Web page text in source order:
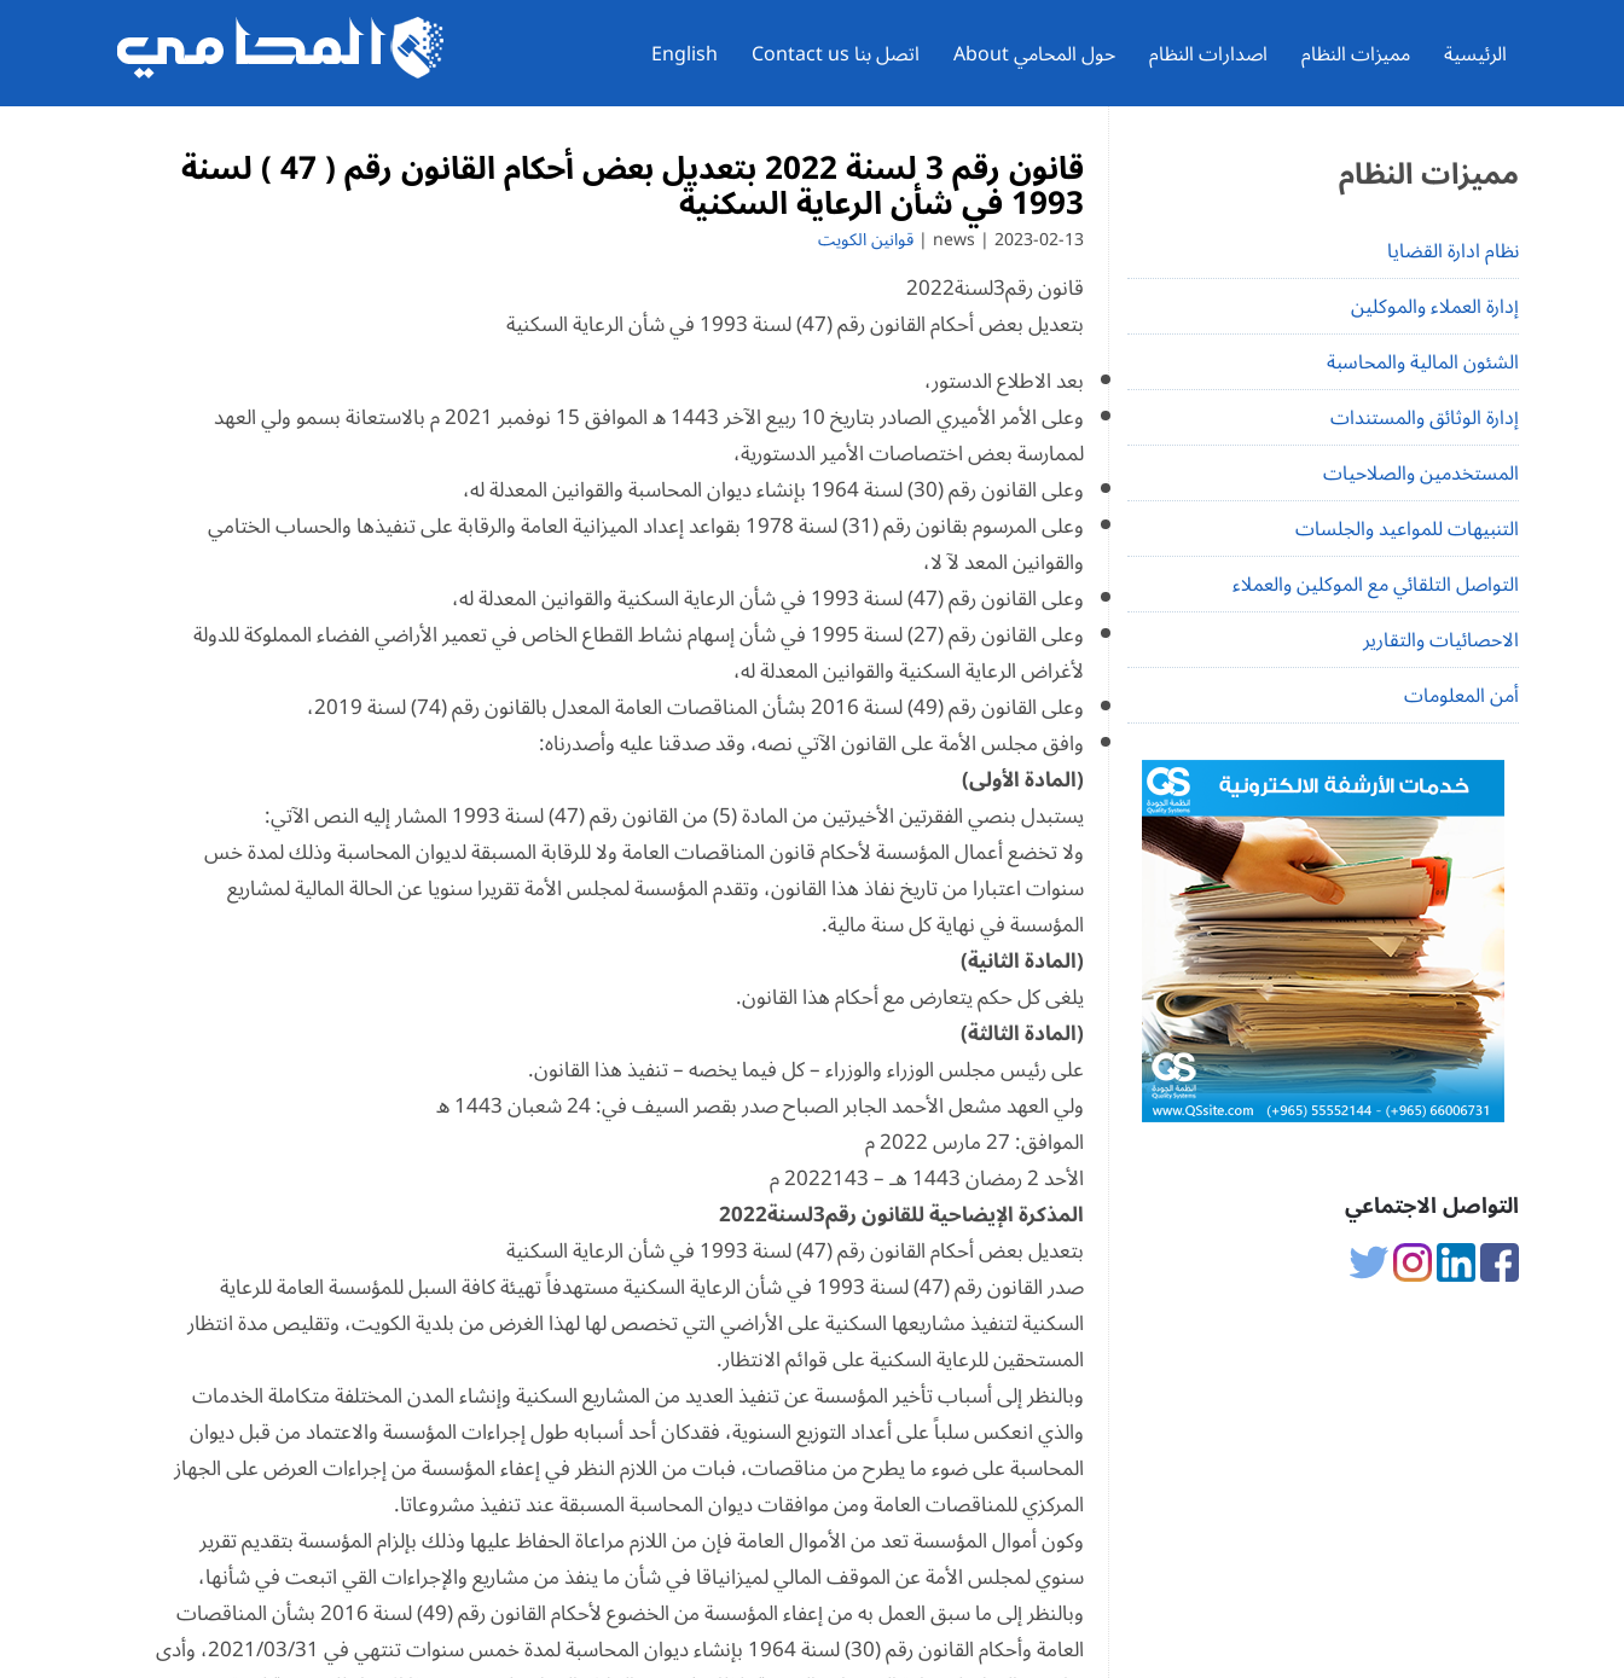
English اتصل بنا Contact us حول المحامي About اصدارات النظام مميزات النظام الرئيسية
قانون رقم 3 لسنة 2022 بتعديل بعض أحكام القانون رقم ( 47 ) لسنة
1993 في شأن الرعاية السكنية
2023-02-13 | news | قوانين الكويت
قانون رقم3لسنة2022
بتعديل بعض أحكام القانون رقم (47) لسنة 1993 في شأن الرعاية السكنية
بعد الاطلاع الدستور،
وعلى الأمر الأميري الصادر بتاريخ 10 ربيع الآخر 1443 ه الموافق 15 نوفمبر 2021 م بالاستعانة بسمو ولي العهد
لممارسة بعض اختصاصات الأمير الدستورية،
وعلى القانون رقم (30) لسنة 1964 بإنشاء ديوان المحاسبة والقوانين المعدلة له،
وعلى المرسوم بقانون رقم (31) لسنة 1978 بقواعد إعداد الميزانية العامة والرقابة على تنفيذها والحساب الختامي
والقوانين المعد لآ لا،
وعلى القانون رقم (47) لسنة 1993 في شأن الرعاية السكنية والقوانين المعدلة له،
وعلى القانون رقم (27) لسنة 1995 في شأن إسهام نشاط القطاع الخاص في تعمير الأراضي الفضاء المملوكة للدولة
لأغراض الرعاية السكنية والقوانين المعدلة له،
وعلى القانون رقم (49) لسنة 2016 بشأن المناقصات العامة المعدل بالقانون رقم (74) لسنة 2019،
وافق مجلس الأمة على القانون الآتي نصه، وقد صدقنا عليه وأصدرناه:
(المادة الأولى)
يستبدل بنصي الفقرتين الأخيرتين من المادة (5) من القانون رقم (47) لسنة 1993 المشار إليه النص الآتي:
ولا تخضع أعمال المؤسسة لأحكام قانون المناقصات العامة ولا للرقابة المسبقة لديوان المحاسبة وذلك لمدة خس
سنوات اعتبارا من تاريخ نفاذ هذا القانون، وتقدم المؤسسة لمجلس الأمة تقريرا سنويا عن الحالة المالية لمشاريع
المؤسسة في نهاية كل سنة مالية.
(المادة الثانية)
يلغى كل حكم يتعارض مع أحكام هذا القانون.
(المادة الثالثة)
على رئيس مجلس الوزراء والوزراء – كل فيما يخصه – تنفيذ هذا القانون.
ولي العهد مشعل الأحمد الجابر الصباح صدر بقصر السيف في: 24 شعبان 1443 ه
الموافق: 27 مارس 2022 م
الأحد 2 رمضان 1443 هـ – 2022143 م
المذكرة الإيضاحية للقانون رقم3لسنة2022
بتعديل بعض أحكام القانون رقم (47) لسنة 1993 في شأن الرعاية السكنية
صدر القانون رقم (47) لسنة 1993 في شأن الرعاية السكنية مستهدفاً تهيئة كافة السبل للمؤسسة العامة للرعاية
السكنية لتنفيذ مشاريعها السكنية على الأراضي التي تخصص لها لهذا الغرض من بلدية الكويت، وتقليص مدة انتظار
المستحقين للرعاية السكنية على قوائم الانتظار.
وبالنظر إلى أسباب تأخير المؤسسة عن تنفيذ العديد من المشاريع السكنية وإنشاء المدن المختلفة متكاملة الخدمات
والذي انعكس سلباً على أعداد التوزيع السنوية، فقدكان أحد أسبابه طول إجراءات المؤسسة والاعتماد من قبل ديوان
المحاسبة على ضوء ما يطرح من مناقصات، فبات من اللازم النظر في إعفاء المؤسسة من إجراءات العرض على الجهاز
المركزي للمناقصات العامة ومن موافقات ديوان المحاسبة المسبقة عند تنفيذ مشروعاتا.
وكون أموال المؤسسة تعد من الأموال العامة فإن من اللازم مراعاة الحفاظ عليها وذلك بإلزام المؤسسة بتقديم تقرير
سنوي لمجلس الأمة عن الموقف المالي لميزانياقا في شأن ما ينفذ من مشاريع والإجراءات القي اتبعت في شأنها،
وبالنظر إلى ما سبق العمل به من إعفاء المؤسسة من الخضوع لأحكام القانون رقم (49) لسنة 2016 بشأن المناقصات
العامة وأحكام القانون رقم (30) لسنة 1964 بإنشاء ديوان المحاسبة لمدة خمس سنوات تنتهي في 2021/03/31، وأدى
مميزات النظام
نظام ادارة القضايا
إدارة العملاء والموكلين
الشئون المالية والمحاسبة
إدارة الوثائق والمستندات
المستخدمين والصلاحيات
التنبيهات للمواعيد والجلسات
التواصل التلقائي مع الموكلين والعملاء
الاحصائيات والتقارير
أمن المعلومات
التواصل الاجتماعي